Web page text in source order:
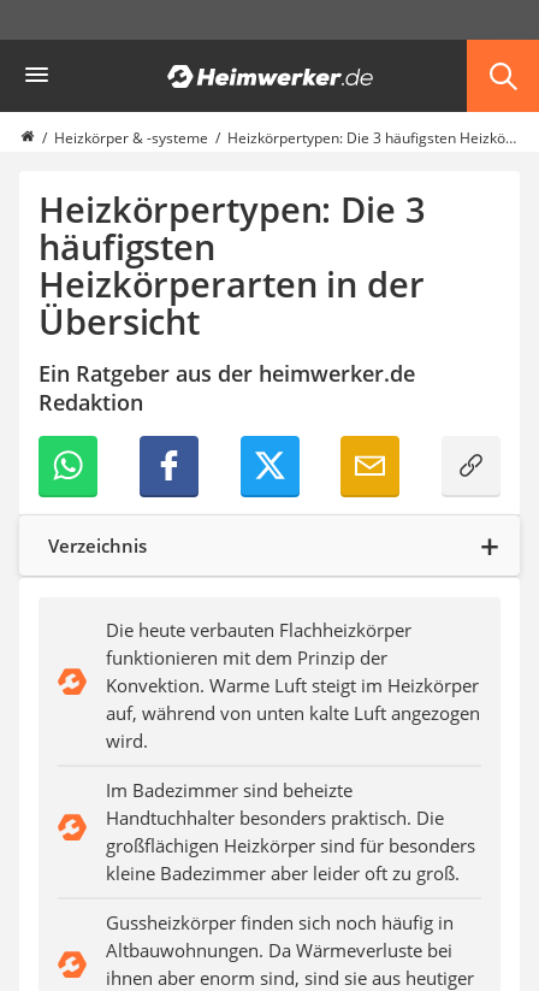
Haus & Bau
Außenleuchte mit Kamera
Ozongenerator
Smart-Home-Rauchmelder
Schlüsseltresor
Überwachungskameras außen
Regendusche
Reizstromgerät
Infrarot-Thermometer
Heizkissen
Digitale Zeitschaltuhr
Paketbriefkasten
Fensterkontaktschalter
Hygrometer
LED-Baustrahler
Aluleiter
Tiefengrund
Video-Türsprechanlage
Heizkörper & -systeme Heizkörpertypen: Die 3 häufigsten Heizkörperarten in der Übersicht
Heizkörpertypen: Die 3
häufigsten
Heizkörperarten in der
Übersicht
Ein Ratgeber aus der heimwerker.de
Redaktion
Verzeichnis
Die heute verbauten Flachheizkörper
funktionieren mit dem Prinzip der
Konvektion. Warme Luft steigt im Heizkörper
auf, während von unten kalte Luft angezogen
wird.
Im Badezimmer sind beheizte
Handtuchhalter besonders praktisch. Die
großflächigen Heizkörper sind für besonders
kleine Badezimmer aber leider oft zu groß.
Gussheizkörper finden sich noch häufig in
Altbauwohnungen. Da Wärmeverluste bei
ihnen aber enorm sind, sind sie aus heutiger